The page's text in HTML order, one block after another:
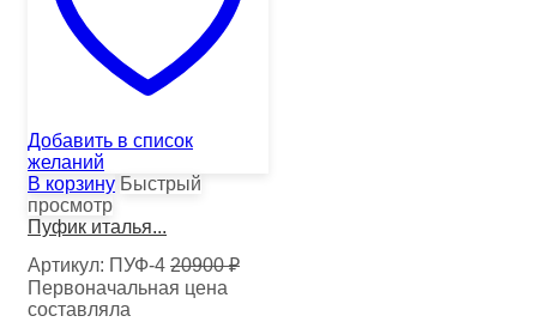
Добавить в список
желаний
В корзину Быстрый
просмотр
Пуфик италья...
Артикул: ПУФ-4 20900₽
Первоначальная цена
составляла